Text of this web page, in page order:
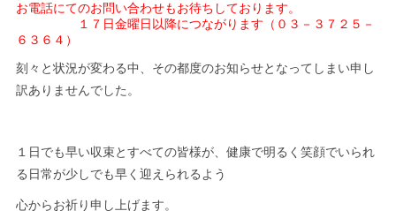
お電話にてのお問い合わせもお待ちしております。
１７日金曜日以降につながります（０３－３７２５－
６３６４）
刻々と状況が変わる中、その都度のお知らせとなってしまい申し
訳ありませんでした。
１日でも早い収束とすべての皆様が、健康で明るく笑顔でいられ
る日常が少しでも早く迎えられるよう
心からお祈り申し上げます。